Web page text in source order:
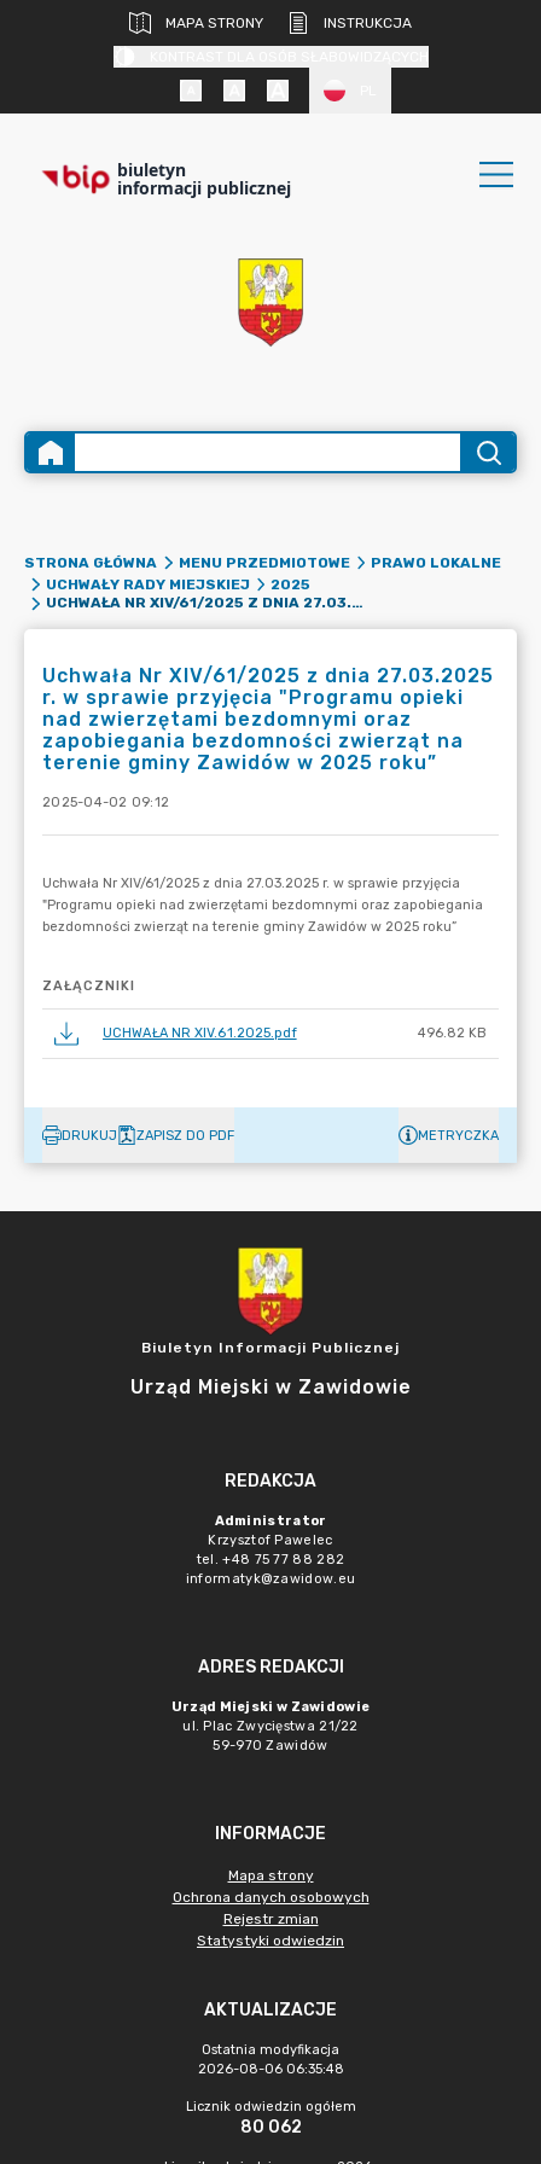
MAPA STRONY
INSTRUKCJA
biuletyn
informacji publicznej
STRONA GŁÓWNA MENU PRZEDMIOTOWE
PRAWO LOKALNE
UCHWAŁY RADY MIEJSKIEJ
2025
UCHWAŁA NR XIV/61/2025 Z DNIA 27.03.2025 R. W SPRAWIE PRZYJĘCIA "PROGRAMU OPIEKI NAD ZWIERZĘTAMI BEZDOMNYMI ORAZ ZAPOBIEGANIA BEZDOMNOŚCI ZWIERZĄT NA TERENIE GMINY ZAWIDÓW W 2025 ROKU”
Uchwała Nr XIV/61/2025 z dnia 27.03.2025
r. w sprawie przyjęcia "Programu opieki
nad zwierzętami bezdomnymi oraz
zapobiegania bezdomności zwierząt na
terenie gminy Zawidów w 2025 roku”
2025-04-02 09:12
ZAŁĄCZNIKI
UCHWAŁA NR XIV.61.2025.pdf 496.82 KB
DRUKUJ ZAPISZ DO PDF METRYCZKA
Biuletyn Informacji Publicznej
Urząd Miejski w Zawidowie
REDAKCJA
Administrator
Krzysztof Pawelec
tel. +48 75 77 88 282
informatyk@zawidow.eu
ADRES REDAKCJI
Urząd Miejski w Zawidowie
ul. Plac Zwycięstwa 21/22
59-970 Zawidów
INFORMACJE
Mapa strony
Ochrona danych osobowych
Rejestr zmian
Statystyki odwiedzin
AKTUALIZACJE
Ostatnia modyfikacja
2026-08-06 06:35:48
Licznik odwiedzin ogółem
80 062